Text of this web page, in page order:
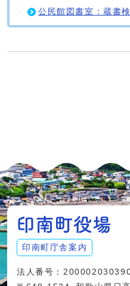
公民館図書室：蔵書
印南町庁舎案内
法人番号：